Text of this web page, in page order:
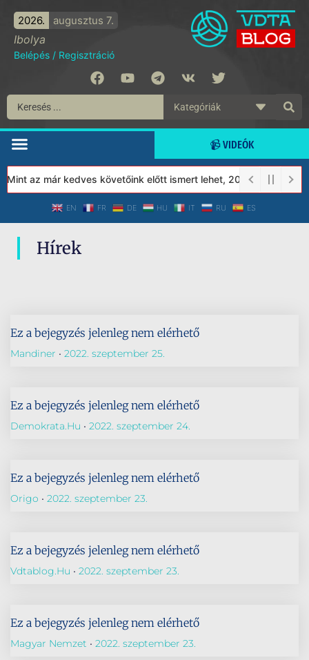
2026. augusztus 7.
Ibolya
Belépés / Regisztráció
📹 VIDEÓK
az már kedves követőink előtt ismert lehet, 2023-tól a
EN FR DE HU IT RU ES
Hírek
Ez a bejegyzés jelenleg nem elérhető
Mandiner 2022. szeptember 25.
Ez a bejegyzés jelenleg nem elérhető
Demokrata.hu 2022. szeptember 24.
Ez a bejegyzés jelenleg nem elérhető
Origo 2022. szeptember 23.
Ez a bejegyzés jelenleg nem elérhető
Vdtablog.hu 2022. szeptember 23.
Ez a bejegyzés jelenleg nem elérhető
Magyar Nemzet 2022. szeptember 23.